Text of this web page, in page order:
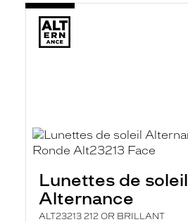
Lunettes de soleil
Alternance
ALT23213 212 OR BRILLANT